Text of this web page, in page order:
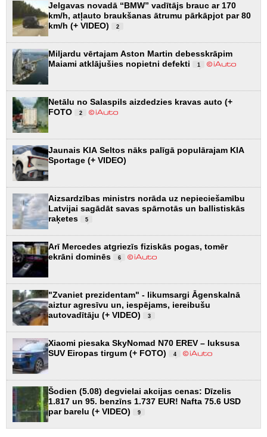
Jelgavas novadā “BMW” vadītājs brauc ar 170
km/h, atļauto braukšanas ātrumu pārkāpjot par 80
km/h (+ VIDEO)
2
Miljardu vērtajam Aston Martin debesskrāpim
Maiami atklājušies nopietni defekti
1
Netālu no Salaspils aizdedzies kravas auto (+
FOTO
2
Jaunais KIA Seltos nāks palīgā populārajam KIA
Sportage (+ VIDEO)
Aizsardzības ministrs norāda uz nepieciešamību
Latvijai sagādāt savas spārnotās un ballistiskās
raķetes
5
Arī Mercedes atgriezīs fiziskās pogas, tomēr
ekrāni dominēs
6
"Zvaniet prezidentam" - likumsargi Āgenskalnā
aiztur agresīvu un, iespējams, iereibušu
autovadītāju (+ VIDEO)
3
Xiaomi piesaka SkyNomad N70 EREV – luksusa
SUV Eiropas tirgum (+ FOTO)
4
Šodien (5.08) degvielai akcijas cenas: Dīzelis
1.817 un 95. benzīns 1.737 EUR! Nafta 75.6 USD
par barelu (+ VIDEO)
9